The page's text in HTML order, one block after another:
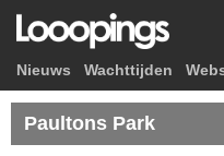
Nieuws Wachttijden
Paultons Park